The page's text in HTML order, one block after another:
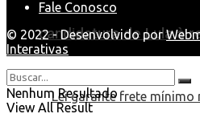
candidatura de Lula à
Fale Conosco
© 2022 - Desenvolvido por
Interativas
Nenhum Resultado
View All Result